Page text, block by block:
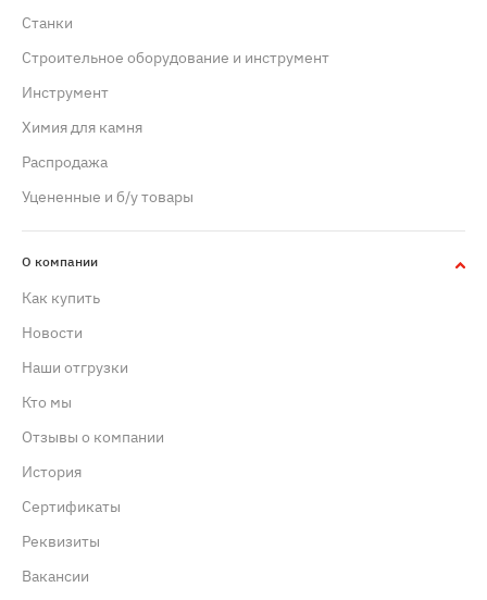
Станки
Строительное оборудование и инструмент
Инструмент
Химия для камня
Распродажа
Уцененные и б/у товары
О компании
Как купить
Новости
Наши отгрузки
Кто мы
Отзывы о компании
История
Сертификаты
Реквизиты
Вакансии